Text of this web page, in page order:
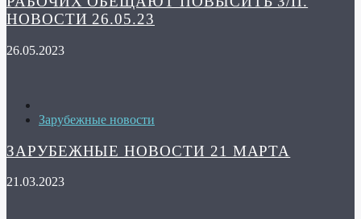
НОВОСТИ 26.05.23
26.05.2023
Зарубежные новости
ЗАРУБЕЖНЫЕ НОВОСТИ 21 МАРТА
21.03.2023